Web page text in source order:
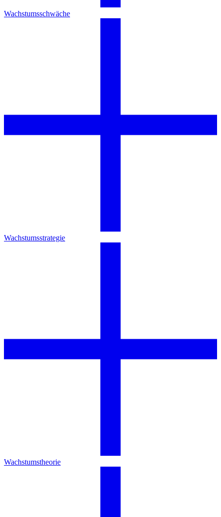
Wachstumsschwäche
Wachstumsstrategie
Wachstumstheorie